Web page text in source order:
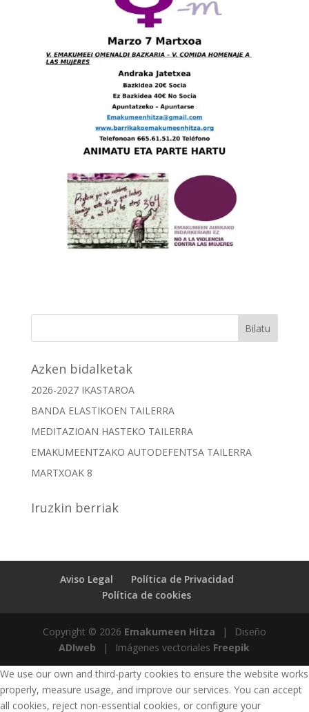
Azken bidalketak
2026-2027 IKASTAROA
BANDA ELASTIKOEN TAILERRA
MEDITAZIOAN HASTEKO TAILERRA
EMAKUMEENTZAKO AUTODEFENTSA TAILERRA
MARTXOAK 8
Iruzkin berriak
Aviso Legal
Política de Privacidad
Política de cookies
Copyright © 2026 Emakumeen Hitza |
Diseño
ADIweb
| Imágenes vectoriales Freepik
We use our own and third-party cookies to ensure the website works
properly, measure usage, and improve our services. You can accept
all cookies, reject non-essential cookies, or configure your